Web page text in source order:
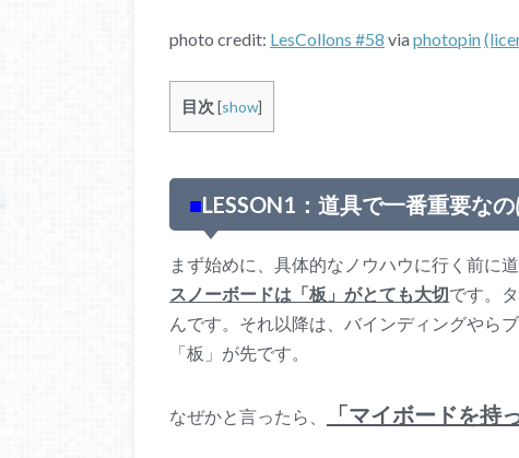
photo credit: LesCollons #58 viaphotopin
目次 [show]
■LESSON1：道具で一番重要なの
まず始めに、具体的なノウハウに行く前に
スノーボードは「板」がとても大切です。
んです。 それ以降は、バインディングやら
「板」が先です。
なぜかと言ったら、 「マイボードを持